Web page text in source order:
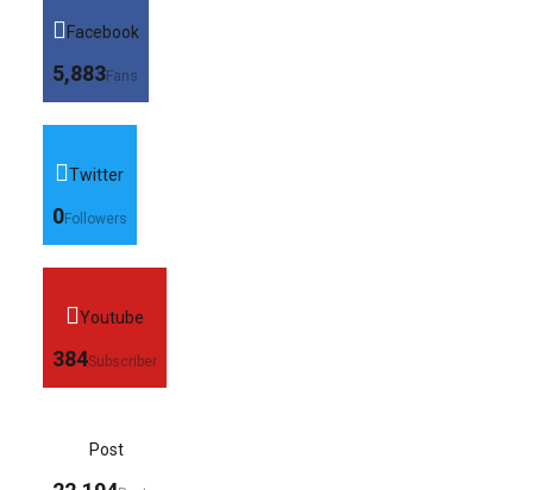
Facebook
5,883Fans
Twitter
0Followers
Youtube
384Subscriber
Post